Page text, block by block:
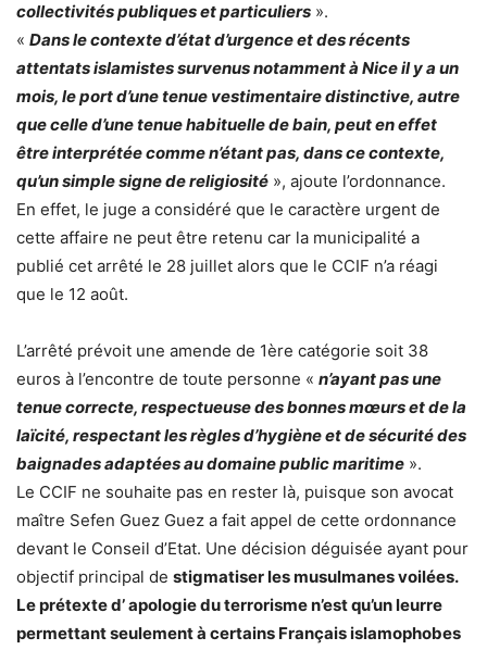
collectivités publiques et particuliers ».
« Dans le contexte d’état d’urgence et des récents
attentats islamistes survenus notamment à Nice il y a un
mois, le port d’une tenue vestimentaire distinctive, autre
que celle d’une tenue habituelle de bain, peut en effet
être interprétée comme n’étant pas, dans ce contexte,
qu’un simple signe de religiosité », ajoute l’ordonnance.
En effet, le juge a considéré que le caractère urgent de
cette affaire ne peut être retenu car la municipalité a
publié cet arrêté le 28 juillet alors que le CCIF n’a réagi
que le 12 août.
L’arrêté prévoit une amende de 1ère catégorie soit 38
euros à l’encontre de toute personne « n’ayant pas une
tenue correcte, respectueuse des bonnes mœurs et de la
laïcité, respectant les règles d’hygiène et de sécurité des
baignades adaptées au domaine public maritime ».
Le CCIF ne souhaite pas en rester là, puisque son avocat
maître Sefen Guez Guez a fait appel de cette ordonnance
devant le Conseil d’Etat. Une décision déguisée ayant pour
objectif principal de stigmatiser les musulmanes voilées.
Le prétexte d’ apologie du terrorisme n’est qu’un leurre
permettant seulement à certains Français islamophobes